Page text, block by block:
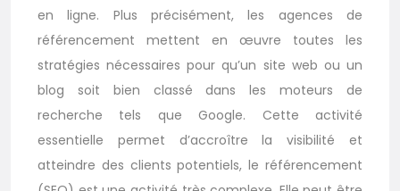
en ligne. Plus précisément, les agences de
référencement mettent en œuvre toutes les
stratégies nécessaires pour qu’un site web ou un
blog soit bien classé dans les moteurs de
recherche tels que Google. Cette activité
essentielle permet d’accroître la visibilité et
atteindre des clients potentiels, le référencement